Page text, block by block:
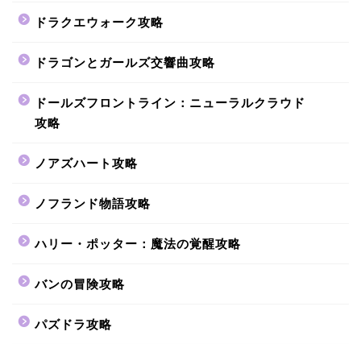
ドラクエウォーク攻略
ドラゴンとガールズ交響曲攻略
ドールズフロントライン：ニューラルクラウド
攻略
ノアズハート攻略
ノフランド物語攻略
ハリー・ポッター：魔法の覚醒攻略
バンの冒険攻略
パズドラ攻略